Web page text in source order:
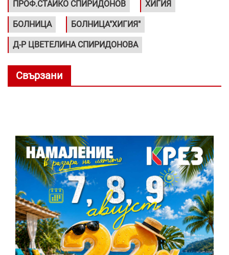
ПРОФ.СТАЙКО СПИРИДОНОВ ХИГИЯ
БОЛНИЦА БОЛНИЦА"ХИГИЯ"
Д-Р ЦВЕТЕЛИНА СПИРИДОНОВА
Свързани